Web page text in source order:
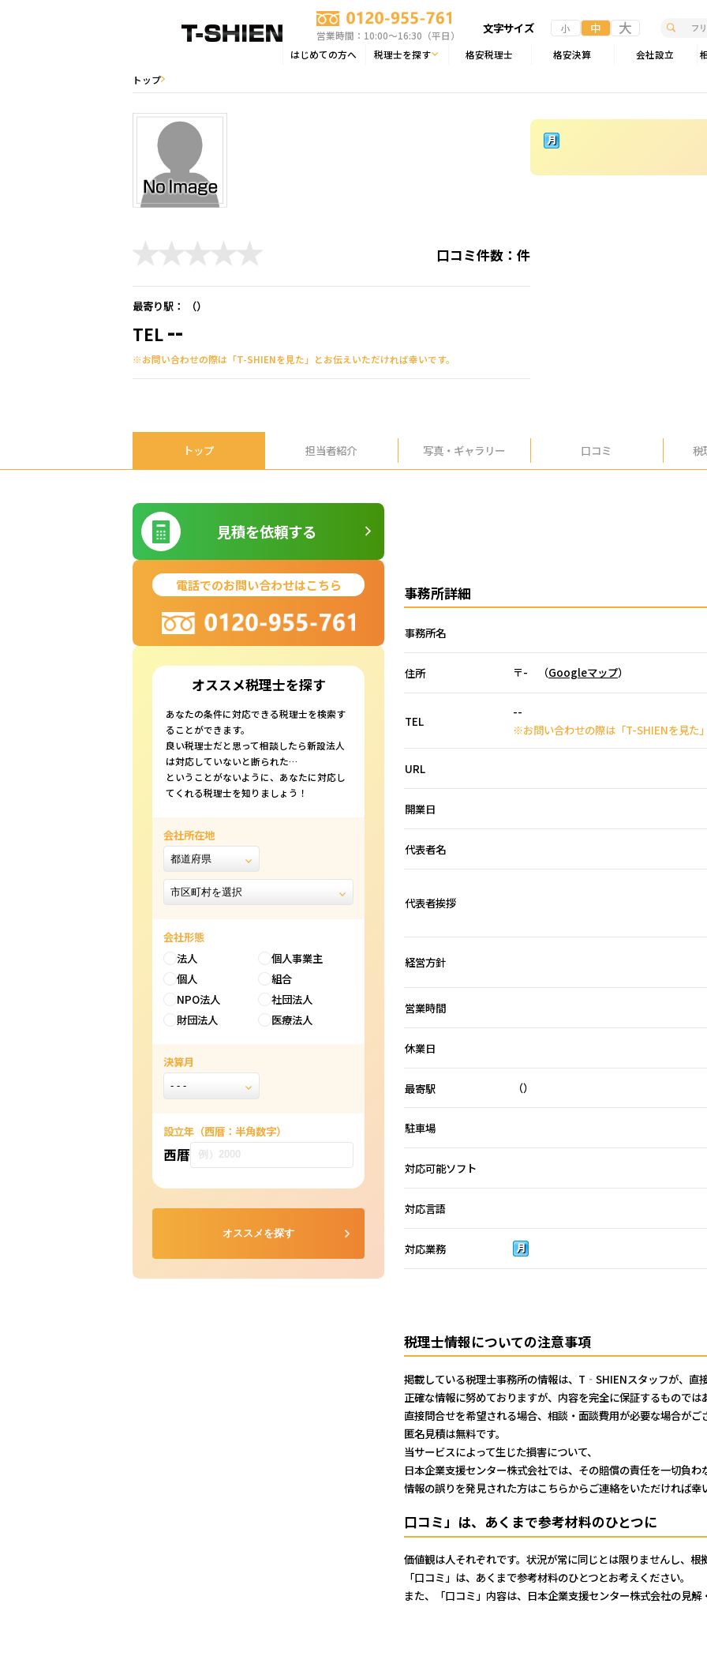
営業時間：10:00〜16:30（平日） 文字サイズ 小 中 大
はじめての方へ 税理士を探す 格安税理士 格安決算 会社設立
トップ
口コミ件数： 件
最寄り駅： （）
TEL --
※お問い合わせの際は「T-SHIENを見た」とお伝えいただければ幸いです。
トップ 担当者紹介 写真・ ギャラリー 口コミ 税
見積を依頼する
電話でのお問い合わせはこちら
オススメ税理士を探す
あなたの条件に対応できる税理士を検索す
ることができます。
良い税理士だと思って相談したら新設法人
は対応していないと断られた…
ということがないように、あなたに対応し
てくれる税理士を知りましょう！
会社所在地
会社形態
法人
個人事業主
個人
組合
NPO法人
社団法人
財団法人
医療法人
決算月
設立年（西暦：半角数字）
西暦
事務所詳細
事務所名
住所 〒- （Googleマップ）
TEL
--
※お問い合わせの際は「T-SHIENを見た
URL
開業日
代表者名
代表者挨拶
経営方針
営業時間
休業日
最寄駅 （）
駐車場
対応可能ソフト
対応言語
対応業務
税理士情報についての注意事項
掲載している税理士事務所の情報は、T‐SHIENスタッフが、直
正確な情報に努めておりますが、内容を完全に保証するものでは
直接問合せを希望される場合、相談・面談費用が必要な場合がご
匿名見積は無料です。
当サービスによって生じた損害について、
日本企業支援センター株式会社では、その賠償の責任を一切負わ
情報の誤りを発見された方はこちらからご連絡をいただければ幸
口コミ」は、あくまで参考材料のひとつに
価値観は人それぞれです。状況が常に同じとは限りませんし、根
「口コミ」は、あくまで参考材料のひとつとお考えください。
また、「口コミ」内容は、日本企業支援センター株式会社の見解